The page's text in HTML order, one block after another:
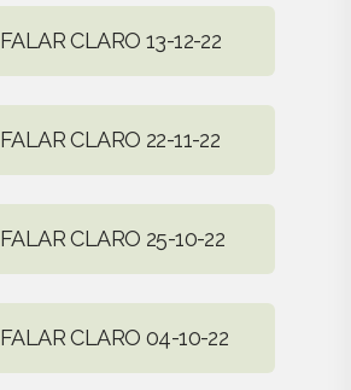
FALAR CLARO 13-12-22
FALAR CLARO 22-11-22
FALAR CLARO 25-10-22
FALAR CLARO 04-10-22